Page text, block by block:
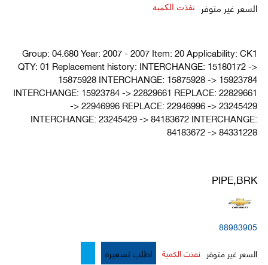
السعر غير متوفر نفذت الكمية
Group: 04.680 Year: 2007 - 2007 Item: 20 Applicability: CK1
QTY: 01 Replacement history: INTERCHANGE: 15180172 ->
15875928 INTERCHANGE: 15875928 -> 15923784
INTERCHANGE: 15923784 -> 22829661 REPLACE: 22829661
-> 22946996 REPLACE: 22946996 -> 23245429
INTERCHANGE: 23245429 -> 84183672 INTERCHANGE:
84183672 -> 84331228
PIPE,BRK
88983905
السعر غير متوفر نفذت الكمية اطلب تسعيرة